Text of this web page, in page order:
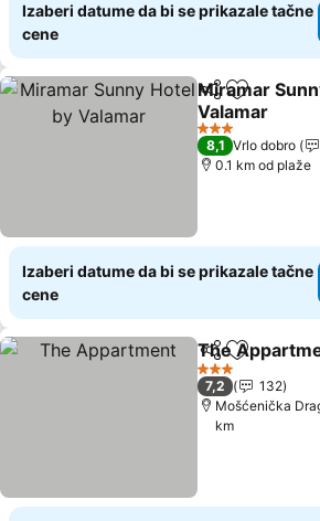
Izaberi datume da bi se prikazale tačne
cene
Deli Dodati u
Miramar
Valamar
3 Zvezdice
8,1 Vrlo dobro
0.1 km od plaže
Izaberi datume da bi se prikazale tačne
cene
Deli Dodati u
The
3 Zvezdice
7,2
132
Mošćenička
km